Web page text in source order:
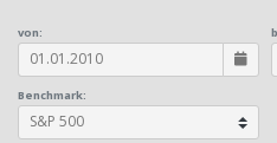
Benchmark:
von: